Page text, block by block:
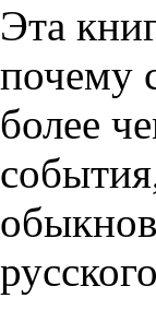
Эта
почему
более